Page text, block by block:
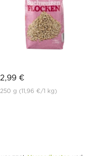
2,99 €
250 g (11,96 €/1 kg)